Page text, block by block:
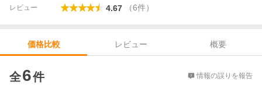
レビュー 4.67 （6件）
価格比較 レビュー
概要
全6件 情報の誤りを報告